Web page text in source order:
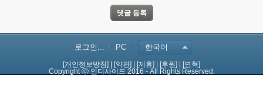
로그인... PC 한국어
[개인정보방침] [약관] [제휴] [후원]
[연혁]
Copyright ⓒ 인디사이드 2016 - All Rights Reserved.